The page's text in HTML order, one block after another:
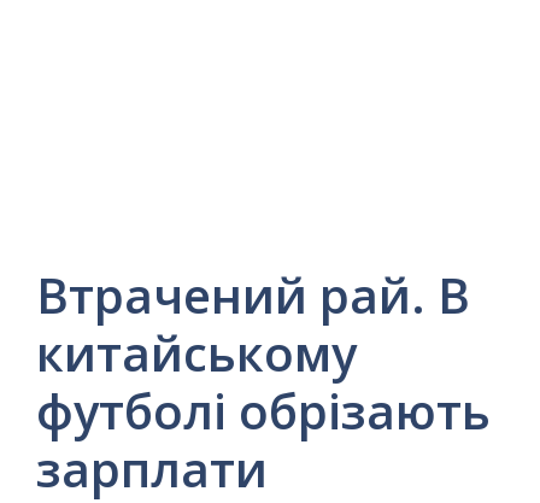
Втрачений рай. В
китайському
футболі обрізають
зарплати